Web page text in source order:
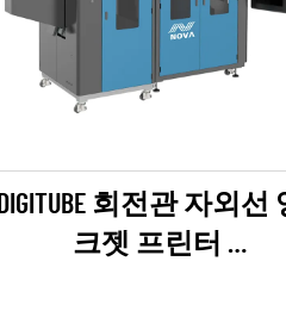
DIGITUBE 회전관 자외선
크젯 프린터